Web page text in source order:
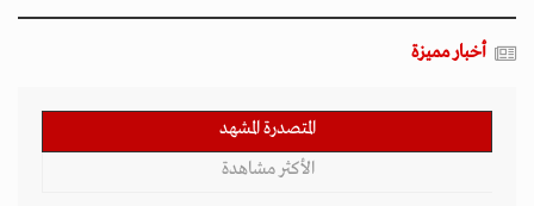
أخبار مميزة
المتصدرة المشهد
الأكثر مشاهدة